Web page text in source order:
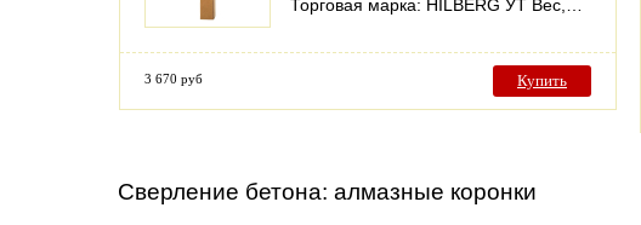
Торговая марка: HILBERG УТ Вес,…
3 670 руб Купить
Сверление бетона: алмазные коронки